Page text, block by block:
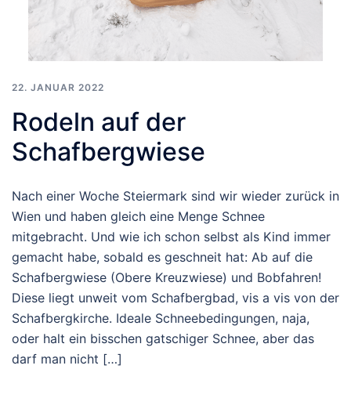
22. JANUAR 2022
Rodeln auf der
Schafbergwiese
Nach einer Woche Steiermark sind wir wieder zurück in
Wien und haben gleich eine Menge Schnee
mitgebracht. Und wie ich schon selbst als Kind immer
gemacht habe, sobald es geschneit hat: Ab auf die
Schafbergwiese (Obere Kreuzwiese) und Bobfahren!
Diese liegt unweit vom Schafbergbad, vis a vis von der
Schafbergkirche. Ideale Schneebedingungen, naja,
oder halt ein bisschen gatschiger Schnee, aber das
darf man nicht […]